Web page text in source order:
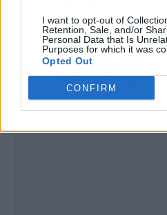
I want to opt-out of
Retention, Sale, and/or
Personal Data that Is
Purposes for which it was
Opted Out
CONFIRM
España